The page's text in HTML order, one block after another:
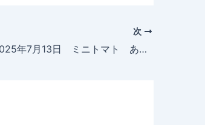
次
2025年7月13日 ミニトマト あまたん成長記録